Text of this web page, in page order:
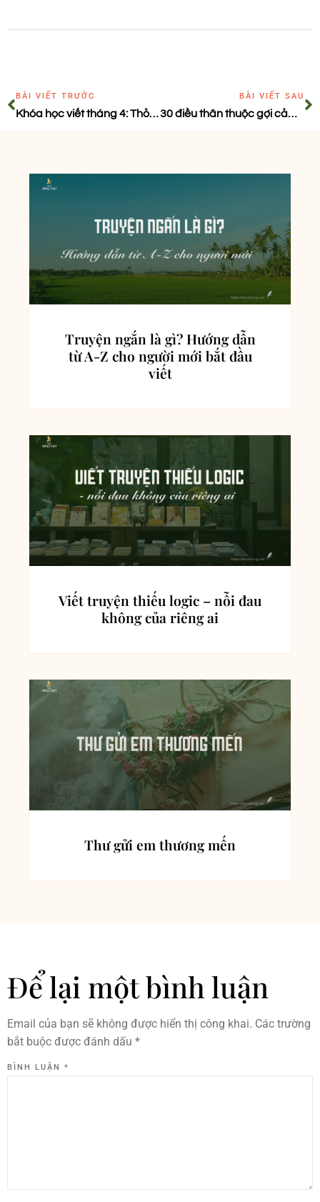
BÀI VIẾT TRƯỚC
Khóa học viết tháng 4: Thỏa sức đam mê – Vỗ về xúc cảm
BÀI VIẾT SAU
30 điều thân thuộc gợi cảm hứng sáng tạo mỗi ngày
Truyện ngắn là gì? Hướng dẫn
từ A-Z cho người mới bắt đầu
viết
Viết truyện thiếu logic – nỗi đau
không của riêng ai
Thư gửi em thương mến
Để lại một bình luận
Email của bạn sẽ không được hiển thị công khai. Các trường
bắt buộc được đánh dấu *
BÌNH LUẬN *